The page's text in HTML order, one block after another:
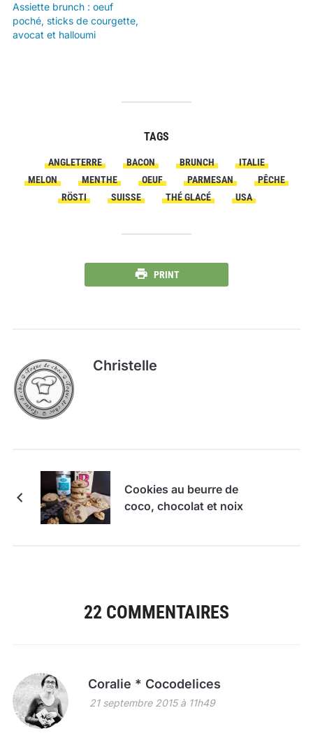
Assiette brunch : oeuf
poché, sticks de courgette,
avocat et halloumi
TAGS
ANGLETERRE BACON BRUNCH
ITALIE
MELON
MENTHE OEUF PARMESAN
PÊCHE
RÖSTI
SUISSE THÉ GLACÉ USA
PRINT
Christelle
Cookies au beurre de
coco, chocolat et noix
22 COMMENTAIRES
Coralie * Cocodelices
21 septembre 2015 à 11h49